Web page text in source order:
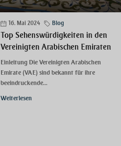
16. Mai 2024 Blog
Top Sehenswürdigkeiten in den
Vereinigten Arabischen Emiraten
Einleitung Die Vereinigten Arabischen
Emirate (VAE) sind bekannt für ihre
beeindruckende...
Weiterlesen